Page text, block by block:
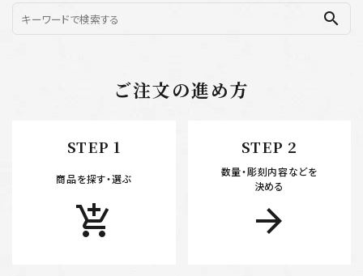
search
ご注文の進め方
STEP 1
商品を探す・選ぶ
add_shopping_cart
STEP 2
数量・彫刻内容などを
決める
arrow_forward